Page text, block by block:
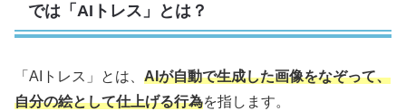
では「AIトレス」とは？
「AIトレス」とは、 AIが自動で生成した画像をなぞって、
自分の絵として仕上げる行為を指します。